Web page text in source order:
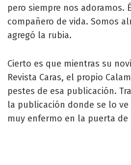
pero siempre nos adoramos.
compañero de vida. Somos
agregó la rubia.
Cierto es que mientras su
Revista Caras, el propio
pestes de esa publicación.
la publicación donde se lo
muy enfermo en la puerta de